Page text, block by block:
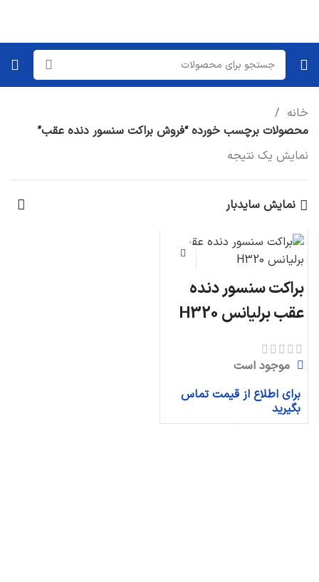
خانه
محصولات برچسب خورده “فروش براکت سنسور دنده عقب”
نمایش یک نتیجه
نمایش سایدبار
براکت سنسور دنده
عقب برلیانس H320
موجود است
برای اطلاع از قیمت تماس
بگیرید